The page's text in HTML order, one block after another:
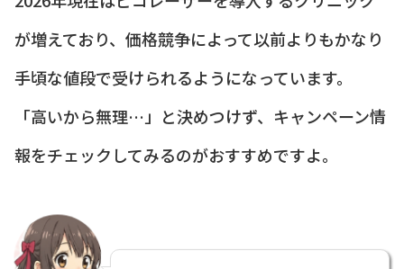
が増えており、価格競争によって以前よりもかなり
手頃な値段で受けられるようになっています。
「高いから無理…」と決めつけず、キャンペーン情
報をチェックしてみるのがおすすめですよ。